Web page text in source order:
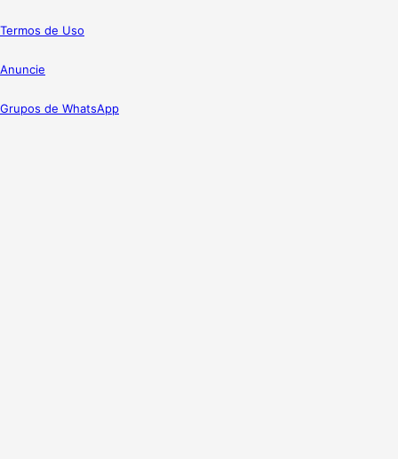
Termos de Uso
Anuncie
Grupos de WhatsApp